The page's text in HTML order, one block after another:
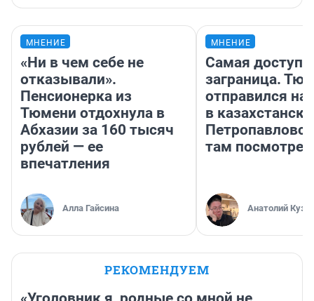
МНЕНИЕ
«Ни в чем себе не
отказывали».
Пенсионерка из
Тюмени отдохнула в
Абхазии за 160 тысяч
рублей — ее
впечатления
Алла Гайсина
МНЕНИЕ
Самая
заграница.
отправился
в
там
Анатолий
РЕКОМЕНДУЕМ